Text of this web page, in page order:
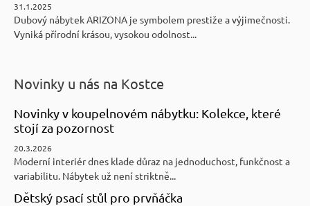
31.1.2025
Dubový nábytek ARIZONA je symbolem prestiže a výjimečnosti.
Vyniká přírodní krásou, vysokou odolnost...
Novinky u nás na Kostce
Novinky v koupelnovém nábytku: Kolekce, které
stojí za pozornost
20.3.2026
Moderní interiér dnes klade důraz na jednoduchost, funkčnost a
variabilitu. Nábytek už není striktně...
Dětský psací stůl pro prvňáčka